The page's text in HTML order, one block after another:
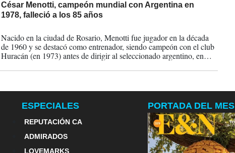
César Menotti, campeón mundial con Argentina en
1978, falleció a los 85 años
Nacido en la ciudad de Rosario, Menotti fue jugador en la década
de 1960 y se destacó como entrenador, siendo campeón con el club
Huracán (en 1973) antes de dirigir al seleccionado argentino, en
de 1982, es reconocido como pionero en la modernización del
ESPECIALES
REPUTACIÓN CA
ADMIRADOS
LOVEMARKS
PORTADA DEL MES